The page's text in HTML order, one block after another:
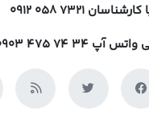
کارشناسان 0912 058 7321
واتس آپ 475 74 34